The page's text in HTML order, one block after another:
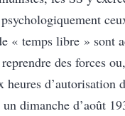
« temps libre » sont
des forces
d’autorisation
dimanche d’août